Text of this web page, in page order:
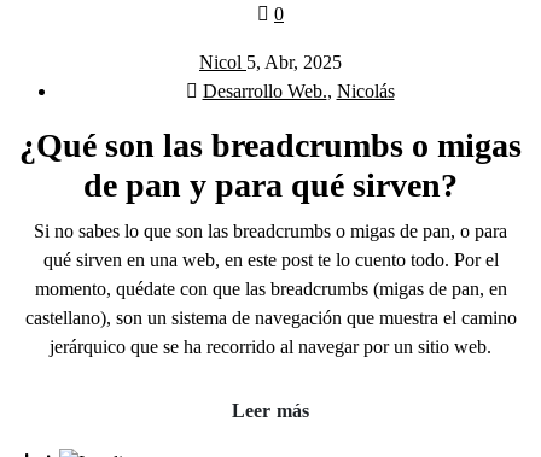
0
Nicol 5, Abr, 2025
Desarrollo Web., Nicolás
¿Qué son las breadcrumbs o migas
de pan y para qué sirven?
Si no sabes lo que son las breadcrumbs o migas de pan, o para
qué sirven en una web, en este post te lo cuento todo. Por el
momento, quédate con que las breadcrumbs (migas de pan, en
castellano), son un sistema de navegación que muestra el camino
jerárquico que se ha recorrido al navegar por un sitio web.
Leer más